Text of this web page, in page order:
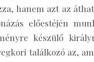
hanem azt az
előestéjén
készülő
találkozó az,